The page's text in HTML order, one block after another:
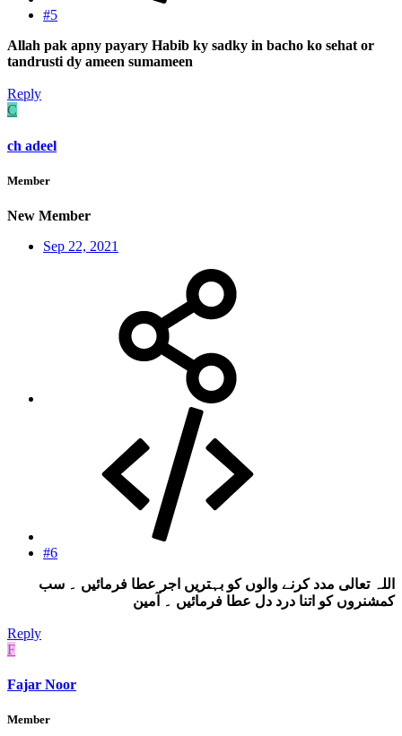
#5
Allah pak apny payary Habib ky sadky in bacho ko sehat or
tandrusti dy ameen sumameen
Reply
C
ch adeel
Member
New Member
Sep 22, 2021
#6
اللہ تعالی مدد کرنے والوں کو بہتریں اجر عطا فرمائیں ۔ سب
کمشنروں کو اتنا درد دل عطا فرمائیں ۔ آمین
Reply
F
Fajar Noor
Member